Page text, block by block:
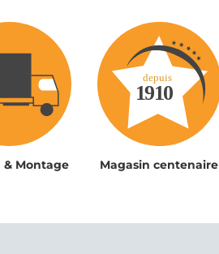
& Montage Magasin centenaire